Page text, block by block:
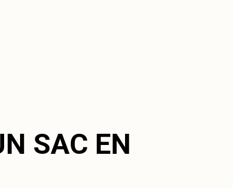
SAC EN